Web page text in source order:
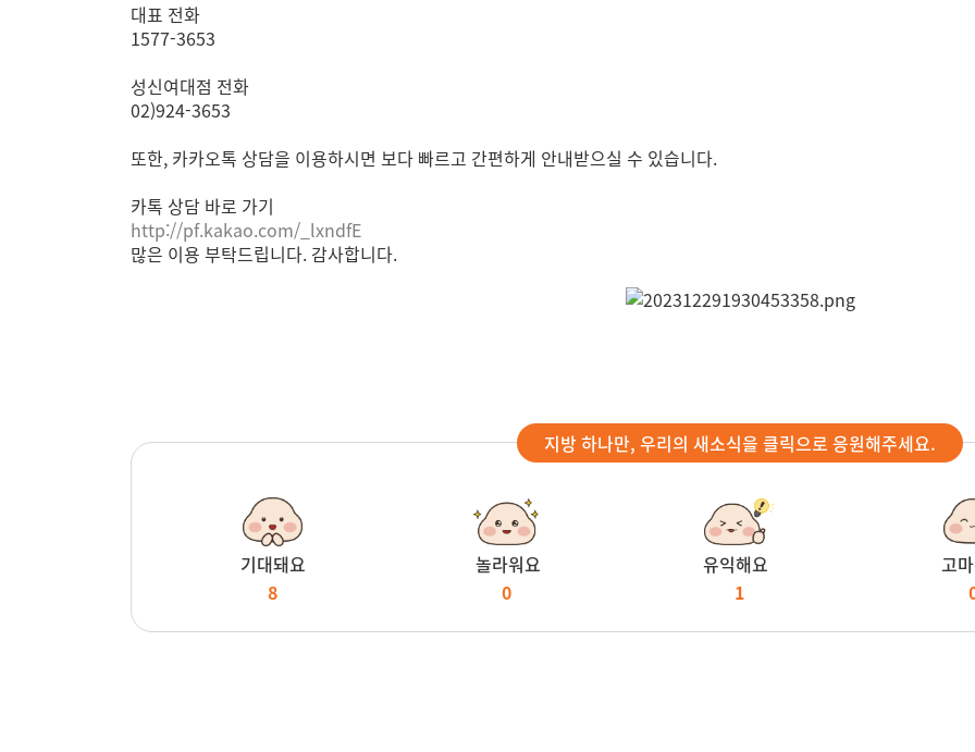
대표 전화
1577-3653
성신여대점 전화
02)924-3653
또한, 카카오톡 상담을 이용하시면 보다 빠르고 간편하게 안내받으실 수 있습니다.
카톡 상담 바로 가기
http://pf.kakao.com/_lxndfE
많은 이용 부탁드립니다. 감사합니다.
지방 하나만, 우리의 새소식을 클릭으로 응원해주세요.
기대돼요
8
놀라워요
0
유익해요
1
고